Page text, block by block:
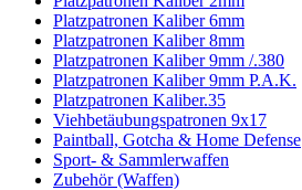
Platzpatronen Kaliber 6mm
Platzpatronen Kaliber 8mm
Platzpatronen Kaliber 9mm /.380
Platzpatronen Kaliber 9mm P.A.K.
Platzpatronen Kaliber.35
Viehbetäubungspatronen 9x17
Paintball, Gotcha & Home Defense
Sport- & Sammlerwaffen
Zubehör (Waffen)